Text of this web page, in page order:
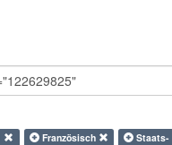
Französisch